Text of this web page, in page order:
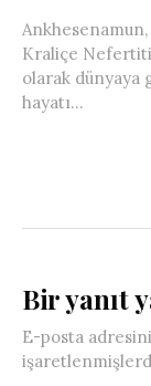
Kraliçe
olarak dünyaya
hayatı...
Bir yanıt
E-posta